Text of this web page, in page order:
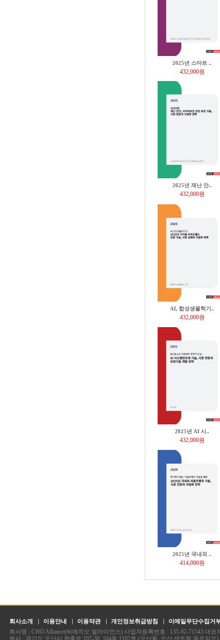
2025년 스마트 ..
432,000원
2025년 재난 안..
432,000원
AI, 합성생물학기..
432,000원
2025년 AI 시..
432,000원
2025년 국내외 ..
414,000원
회사소개 이용안내 이용약관 개인정보취급방침
이메일무단수집거
회사명 : CHO Alliance(씨에치오 얼라이언스) 사업자등록번호 : 135-92-71543 대
본사 : 경기도 오산시 현충로 107-30, 104동 1102호 (오산동, 오산 센트럴 푸르지오)